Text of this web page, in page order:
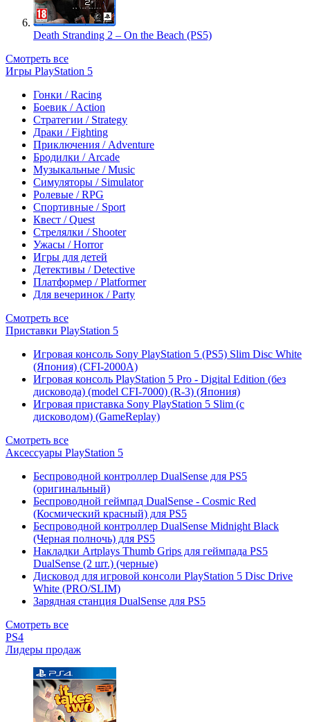
Death Stranding 2 – On the Beach (PS5)
Смотреть все
Игры PlayStation 5
Гонки / Racing
Боевик / Action
Стратегии / Strategy
Драки / Fighting
Приключения / Adventure
Бродилки / Arcade
Музыкальные / Music
Симуляторы / Simulator
Ролевые / RPG
Спортивные / Sport
Квест / Quest
Стрелялки / Shooter
Ужасы / Horror
Игры для детей
Детективы / Detective
Платформер / Platformer
Для вечеринок / Party
Смотреть все
Приставки PlayStation 5
Игровая консоль Sony PlayStation 5 (PS5) Slim Disc White
(Япония) (CFI-2000A)
Игровая консоль PlayStation 5 Pro - Digital Edition (без
дисковода) (model CFI-7000) (R-3) (Япония)
Игровая приставка Sony PlayStation 5 Slim (с
дисководом) (GameReplay)
Смотреть все
Аксессуары PlayStation 5
Беспроводной контроллер DualSense для PS5
(оригинальный)
Беспроводной геймпад DualSense - Cosmic Red
(Космический красный) для PS5
Беспроводной контроллер DualSense Midnight Black
(Черная полночь) для PS5
Накладки Artplays Thumb Grips для геймпада PS5
DualSense (2 шт.) (черные)
Дисковод для игровой консоли PlayStation 5 Disc Drive
White (PRO/SLIM)
Зарядная станция DualSense для PS5
Смотреть все
PS4
Лидеры продаж